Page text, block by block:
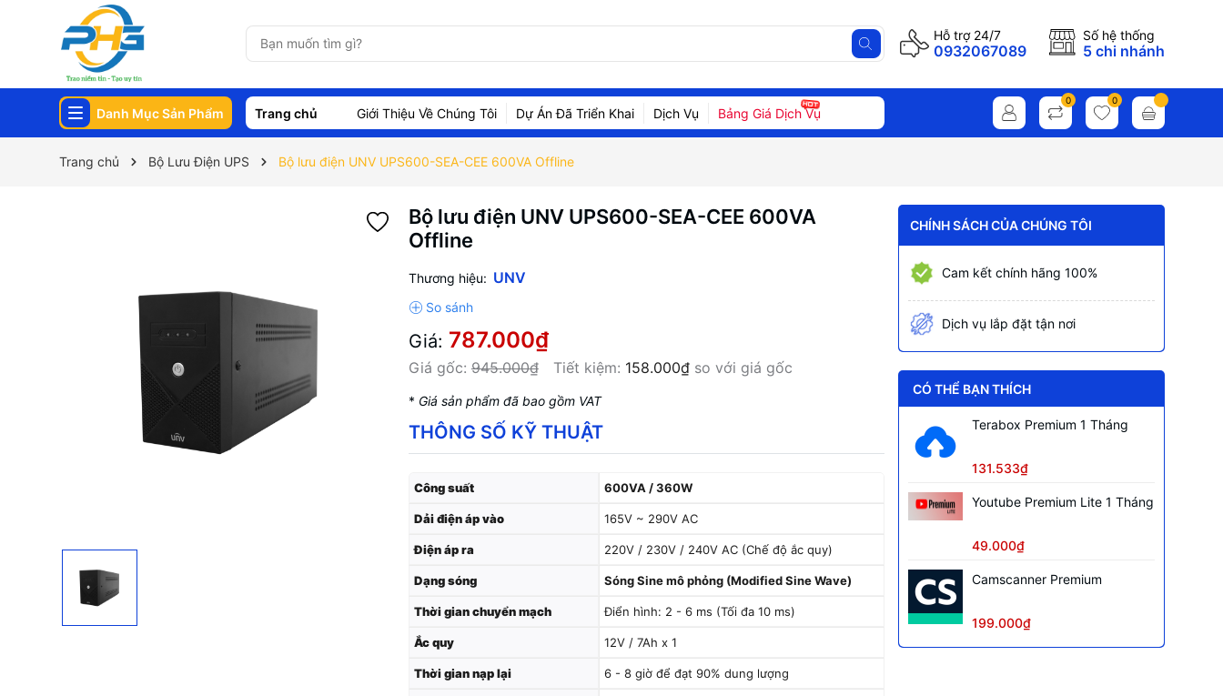
Hỗ trợ 24/7
0932067089
Số hệ thống
5 chi nhánh
Danh Mục Sản Phẩm Trang chủ Giới Thiệu Về Chúng Tôi Dự Án Đã Triển Khai Dịch Vụ Bảng Giá Dịch Vụ
0 0
Trang chủ Bộ Lưu Điện UPS Bộ lưu điện UNV UPS600-SEA-CEE 600VA Offline
Bộ lưu điện UNV UPS600-SEA-CEE 600VA
Offline
Thương hiệu: UNV
Giá: 787.000₫
Giá gốc: 945.000₫ Tiết kiệm: 158.000₫so với giá gốc
* Giá sản phẩm đã bao gồm VAT
THÔNG SỐ KỸ THUẬT
Công suất 600VA / 360W
Dải điện áp vào 165V ~ 290V AC
Điện áp ra 220V / 230V / 240V AC (Chế độ ắc quy)
Dạng sóng Sóng Sine mô phỏng (Modified Sine Wave)
Thời gian chuyển mạch Điển hình: 2 - 6 ms (Tối đa 10 ms)
Ắc quy 12V / 7Ah x 1
Thời gian nạp lại 6 - 8 giờ để đạt 90% dung lượng
CHÍNH SÁCH CỦA CHÚNG TÔI
Cam kết chính hãng 100%
Dịch vụ lắp đặt tận nơi
CÓ THỂ BẠN THÍCH
Terabox Premium 1 Tháng
131.533₫
Youtube Premium Lite 1 Tháng
49.000₫
Camscanner Premium
199.000₫